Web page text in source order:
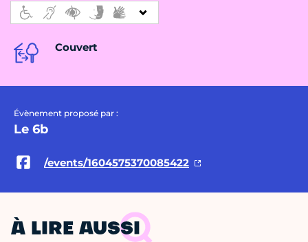
Couvert
Évènement proposé par :
Le 6b
/events/1604575370085422
À LIRE AUSSI